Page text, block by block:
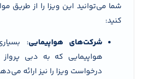
شما می‌توانید این ویزا را از طریق
کنید:
شرکت‌های هواپیمایی:
هواپیمایی که به دبی
درخواست ویزا را نیز ارائه